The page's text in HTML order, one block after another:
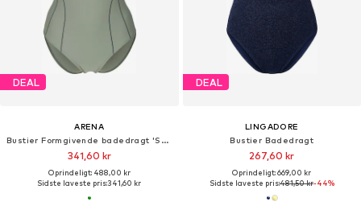
DEAL
ARENA
Bustier Formgivende badedragt 'SHAPEWEAR ERIKA B-CUP'
341,60 kr
Oprindeligt: 488,00 kr
Sidste laveste pris:341,60 kr
DEAL
LINGADORE
Bustier Badedragt
267,60 kr
Oprindeligt: 669,00 kr
Sidste laveste pris:481,50 kr-44%